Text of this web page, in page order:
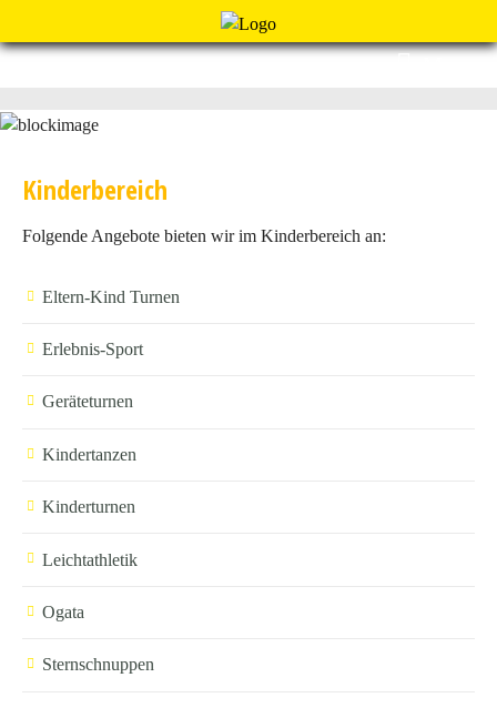
Kinderbereich
Folgende Angebote bieten wir im Kinderbereich an:
Eltern-Kind Turnen
Erlebnis-Sport
Geräteturnen
Kindertanzen
Kinderturnen
Leichtathletik
Ogata
Sternschnuppen